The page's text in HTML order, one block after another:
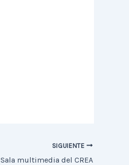
SIGUIENTE
Sala multimedia del CREA